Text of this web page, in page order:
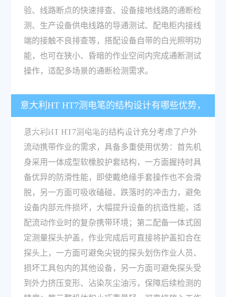
验、线路断点的快速排查、设备接地线路的通断检
测、生产设备供电线路的导通测试、配电柜内接线
端的接触不良排查等，搭配设备自带的白光照明功
能，也可在狭小、昏暗的作业空间内完成通断测试
操作，适配多场景的通断检测需求。
意大利HT HT7测电笔的结构设计有哪些优势，
是否适合户外流动携带作业？
意大利HT HT7测电笔的结构设计充分考虑了户外
流动携带作业的需求，具备多重使用优势：首先机
身采用一体成型软橡胶护套结构，一方面握持时具
备优异的防滑性能，即使戴绝缘手套操作也不会滑
脱，另一方面可吸收磕碰、跌落时的冲击力，避免
设备内部元件损坏，大幅提升设备的抗造性能，适
配流动作业时的复杂携带环境；第二配备一体式固
定测量探头护盖，作业完成后可直接将护盖扣合在
探头上，一方面可避免尖锐的探头划伤作业人员、
损坏工具包内的其他设备，另一方面可避免探头受
到外力挤压变形、沾染灰尘油污，保障后续检测的